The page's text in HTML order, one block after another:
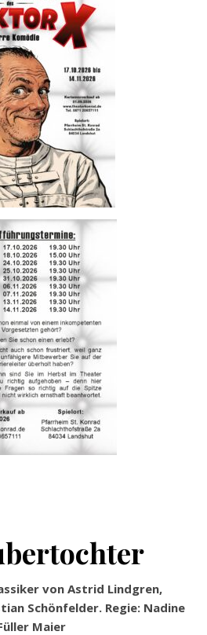
von Astrid Lindgren,
Schönfelder. Regie: Nadine
Maier